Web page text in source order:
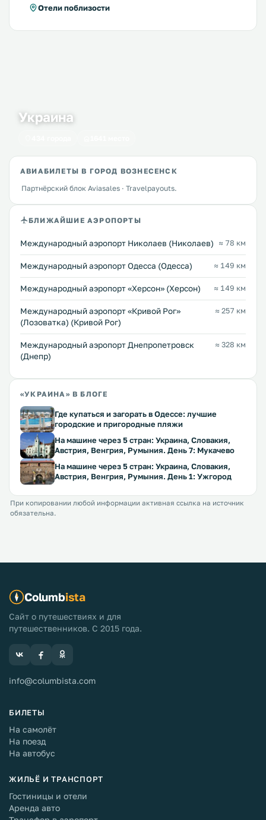
Отели поблизости
Украина
АВИАБИЛЕТЫ В ГОРОД ВОЗНЕСЕНСК
Партнёрский блок Aviasales · Travelpayouts.
БЛИЖАЙШИЕ АЭРОПОРТЫ
Международный аэропорт Николаев (Николаев) ≈ 78 км
Международный аэропорт Одесса (Одесса) ≈ 149 км
Международный аэропорт «Херсон» (Херсон) ≈ 149 км
Международный аэропорт «Кривой Рог»
(Лозоватка) (Кривой Рог)
≈ 257 км
Международный аэропорт Днепропетровск
(Днепр)
≈ 328 км
«УКРАИНА» В БЛОГЕ
Где купаться и загорать в Одессе: лучшие
городские и пригородные пляжи
На машине через 5 стран: Украина, Словакия,
Австрия, Венгрия, Румыния. День 7: Мукачево
На машине через 5 стран: Украина, Словакия,
Австрия, Венгрия, Румыния. День 1: Ужгород
При копировании любой информации активная ссылка на источник
обязательна.
Columbista
Сайт о путешествиях и для
путешественников. С 2015 года.
info@columbista.com
БИЛЕТЫ
На самолёт
На поезд
На автобус
ЖИЛЬЁ И ТРАНСПОРТ
Гостиницы и отели
Аренда авто